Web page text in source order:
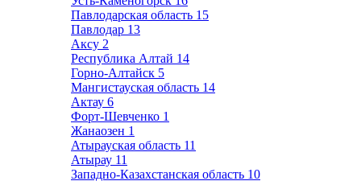
Павлодарская область 15
Павлодар 13
Аксу 2
Республика Алтай 14
Горно-Алтайск 5
Мангистауская область 14
Актау 6
Форт-Шевченко 1
Жанаозен 1
Атырауская область 11
Атырау 11
Западно-Казахстанская область 10